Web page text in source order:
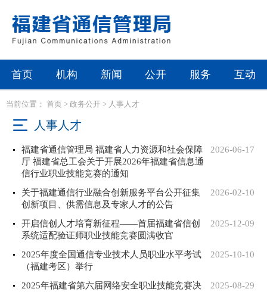
首页 机构 新闻 公开 服务 互动
当前位置： 首页 > 政务公开 > 人事人才
人事人才
2026-06-17
福建省通信管理局 福建省人力资源和社会保障
厅 福建省总工会关于开展2026年福建省信息通
信行业职业技能竞赛的通知
2026-02-10
关于福建通信行业融合创新服务平台公开征集
创新项目、供需信息及专家人才的公告
2025-12-09
开启信创人才培育新征程——首届福建省信创
系统适配验证师职业技能竞赛圆满收官
2025-10-10
2025年度全国通信专业技术人员职业水平考试
（福建考区）举行
2025-08-29
2025年福建省第六届网络安全职业技能竞赛决